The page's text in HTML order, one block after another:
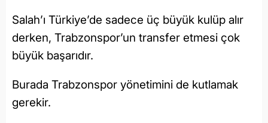
Salah’ı Türkiye’de sadece üç büyük kulüp alır
derken, Trabzonspor’un transfer etmesi çok
büyük başarıdır.
Burada Trabzonspor yönetimini de kutlamak
gerekir.